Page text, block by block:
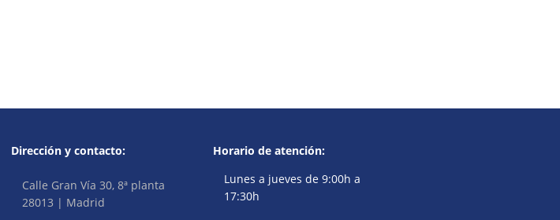
Dirección y contacto:
Calle Gran Vía 30, 8ª planta
28013 | Madrid
Horario de atención:
Lunes a jueves de 9:00h a
17:30h